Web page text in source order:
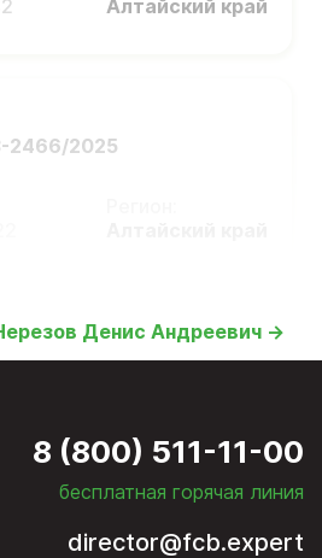
Алтайский край
2466/2025
Денис Андреевич →
8 (800) 511-11-00
бесплатная горячая линия
director@fcb.expert